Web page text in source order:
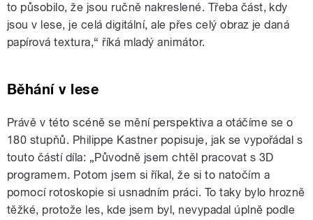
to působilo, že jsou ručně nakreslené. Třeba část, kdy
jsou v lese, je celá digitální, ale přes celý obraz je daná
papírová textura,“ říká mladý animátor.
Běhání v lese
Právě v této scéně se mění perspektiva a otáčíme se o
180 stupňů. Philippe Kastnerpopisuje, jak se vypořádal s
touto částí díla: „Původně jsem chtěl pracovat s 3D
programem. Potom jsem si říkal, že si to natočím a
pomocí rotoskopie si usnadním práci. To taky bylo hrozně
těžké, protože les, kde jsem byl, nevypadal úplně podle